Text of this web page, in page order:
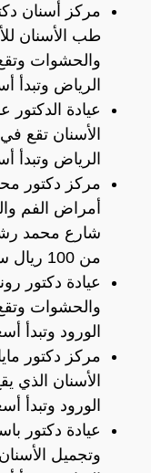
مركز أسنان
طب الأسنان
والحشوات
الرياض وتبدأ أسعار
عيادة الدكتور
الأسنان تقع
الرياض وتبدأ أسعار
مركز دكتور
أمراض الفم
شارع محمد
من 100 ريال سعودي.
عيادة دكتور
والحشوات
الورود وتبدأ أسعار
مركز دكتور
الأسنان الذي
الورود وتبدأ أسعار
عيادة دكتور